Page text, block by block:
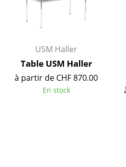
Secrétaires & Tables PC
Tables de conférence et
Tables hautes & Pupitres
Tables enfants
Table de jardin
USM Haller
Table USM Haller
à partir de CHF 870.00
En stock